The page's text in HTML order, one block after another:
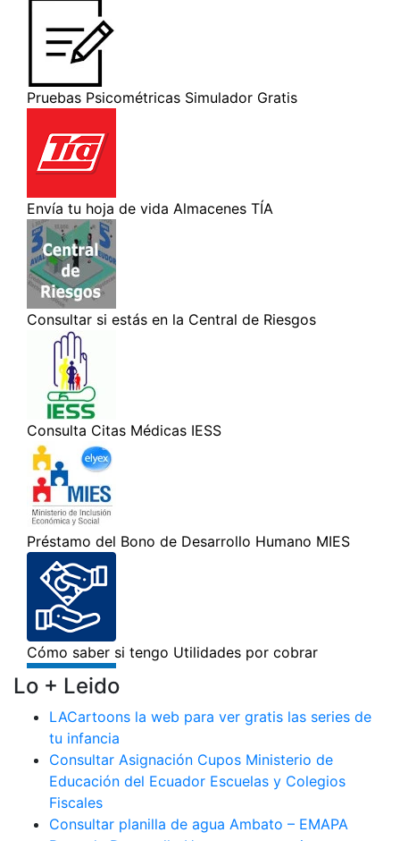
Lo + Leido
LACartoons la web para ver gratis las series de
tu infancia
Consultar Asignación Cupos Ministerio de
Educación del Ecuador Escuelas y Colegios
Fiscales
Consultar planilla de agua Ambato – EMAPA